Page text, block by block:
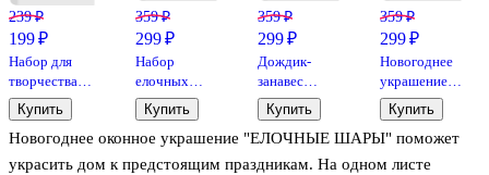
Новогоднее оконное украшение "ЕЛОЧНЫЕ ШАРЫ" поможет
украсить дом к предстоящим праздникам. На одном листе
239 ₽
199 ₽
Набор для
творчества
Купюрница
18*10*3см
(дерево)
(AM5806)
Купить
359 ₽
299 ₽
Набор
елочных
шаров
Снегопад
(голубые)
(пластик) (7
Купить
359 ₽
299 ₽
Дождик-
занавес
перламутровый
(1мх2м)
Купить
359 ₽
299 ₽
Новогоднее
украшение
Зимняя сосна
(ПВХ)
(21x10x6)
Купить